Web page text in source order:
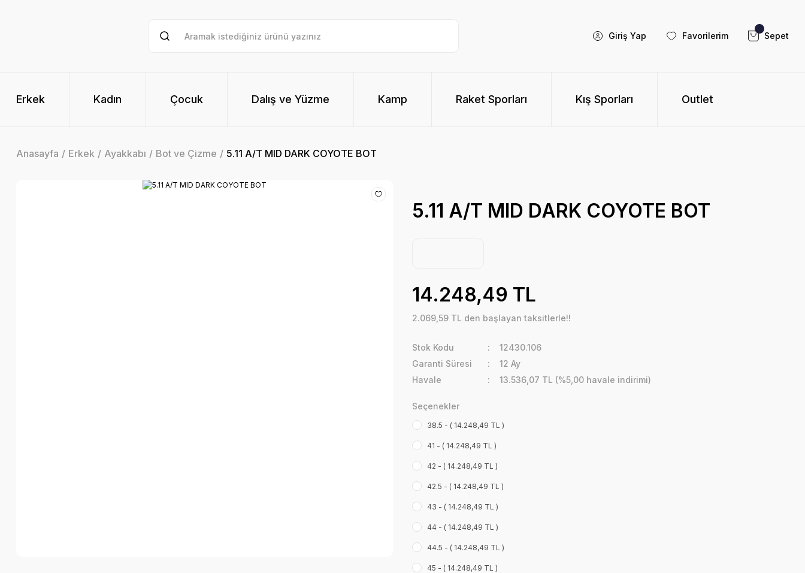
Giriş Yap Favorilerim Sepet
Erkek Kadın Çocuk Dalış ve Yüzme Kamp Raket Sporları Kış Sporları Outlet
Anasayfa Erkek Ayakkabı Bot ve Çizme 5.11 A/T MID DARK COYOTE BOT
5.11 A/T MID DARK COYOTE BOT
14.248,49 TL
2.069,59 TL den başlayan taksitlerle!!
Stok Kodu
12430.106
Garanti Süresi
12 Ay
Havale
13.536,07 TL (%5,00 havale indirimi)
Seçenekler
38.5 - ( 14.248,49 TL )
41 - ( 14.248,49 TL )
42 - ( 14.248,49 TL )
42.5 - ( 14.248,49 TL )
43 - ( 14.248,49 TL )
44 - ( 14.248,49 TL )
44.5 - ( 14.248,49 TL )
45 - ( 14.248,49 TL )